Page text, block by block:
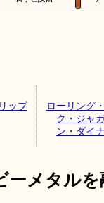
ップ
ローリング
ク・ジャ
ン・ダイ
メタル